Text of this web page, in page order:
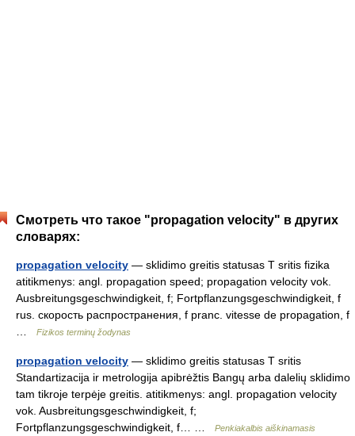
Смотреть что такое "propagation velocity" в других
словарях:
propagation velocity — sklidimo greitis statusas T sritis fizika
atitikmenys: angl. propagation speed; propagation velocity vok.
Ausbreitungsgeschwindigkeit, f; Fortpflanzungsgeschwindigkeit, f
rus. скорость распространения, f pranc. vitesse de propagation, f
Fizikos terminų žodynas
propagation velocity — sklidimo greitis statusas T sritis
Standartizacija ir metrologija apibrėžtis Bangų arba dalelių sklidimo
tam tikroje terpėje greitis. atitikmenys: angl. propagation velocity
vok. Ausbreitungsgeschwindigkeit, f;
Fortpflanzungsgeschwindigkeit, f… …
Penkiakalbis aiškinamasis